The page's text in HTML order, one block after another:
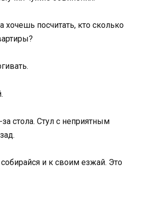
хочешь посчитать, кто сколько
стола. Стул с неприятным
и к своим езжай. Это